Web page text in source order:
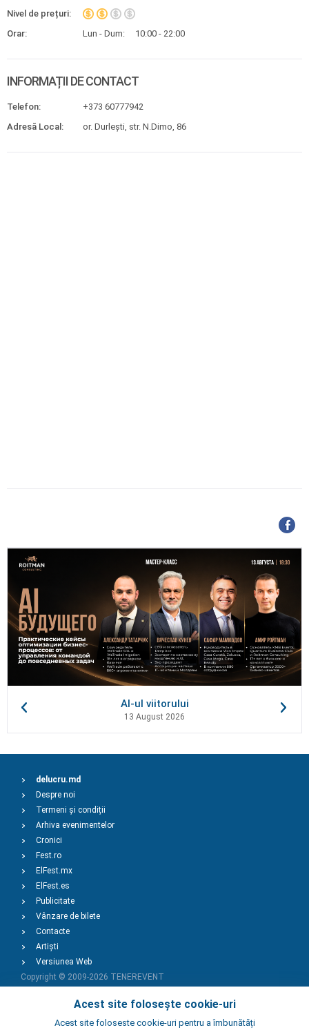
Nivel de prețuri:
Orar:
Lun - Dum: 10:00 - 22:00
INFORMAȚII DE CONTACT
Telefon:
+373 60777942
Adresă Local:
or. Durleşti, str. N.Dimo, 86
AI-ul viitorului
13 August 2026
Acest site folosește cookie-uri
Acest site foloseste cookie-uri pentru a îmbunătăți
delucru.md
Despre noi
Termeni și condiții
Arhiva evenimentelor
Cronici
Fest.ro
ElFest.mx
ElFest.es
Publicitate
Vânzare de bilete
Contacte
Artiști
Versiunea Web
Copyright © 2009-2026 TENEREVENT
Adaugă Eveniment